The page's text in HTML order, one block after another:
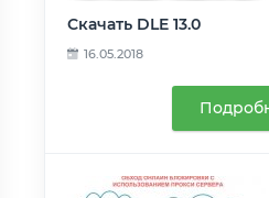
Скачать DLE 13.0
16.05.2018